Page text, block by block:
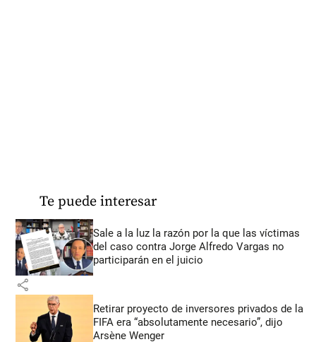
Te puede interesar
Sale a la luz la razón por la que las víctimas
del caso contra Jorge Alfredo Vargas no
participarán en el juicio
share
Retirar proyecto de inversores privados de la
FIFA era “absolutamente necesario”, dijo
Arsène Wenger